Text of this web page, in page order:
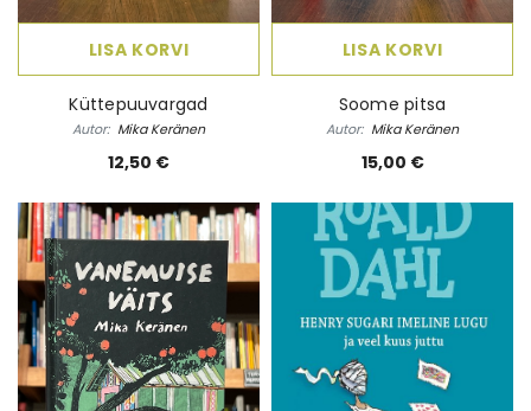
LISA KORVI
Küttepuuvargad
Autor: Mika Keränen
12,50 €
LISA KORVI
Soome pitsa
Autor: Mika Keränen
15,00 €